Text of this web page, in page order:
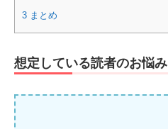
3 まとめ
想定している読者のお悩み